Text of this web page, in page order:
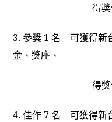
得
3. 參獎 1 名 可獲得新
金、獎座、
得
4. 佳作 7 名 可獲得新